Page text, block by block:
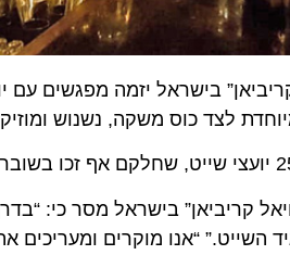
בישראל יזמה מפגשים עם
לצד כוס משקה, נשנוש ומוזיקה
בישראל מסר כי: “בדרך
“אנו מוקרים ומעריכים את